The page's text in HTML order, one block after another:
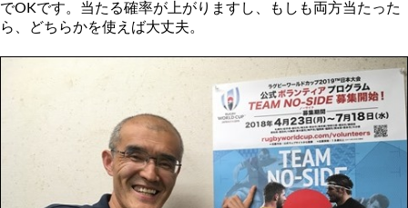
でOKです。当たる確率が上がりますし、もしも両方当たった
ら、どちらかを使えば大丈夫。